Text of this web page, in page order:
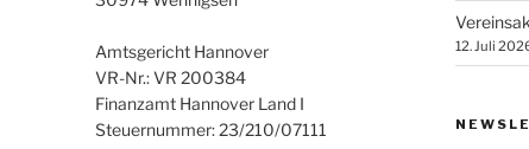
Amtsgericht Hannover
VR-Nr.: VR 200384
Finanzamt Hannover Land I
Steuernummer: 23/210/07111
12. Juli